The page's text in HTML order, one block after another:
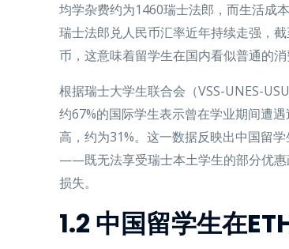
均学杂费约为1460瑞士法郎，而生活成
瑞士法郎兑人民币汇率近年持续走强，
币，这意味着留学生在国内看似普通的
根据瑞士大学生联合会（VSS-UNES-
约67%的国际学生表示曾在学业期间遭
高，约为31%。这一数据反映出中国留
——既无法享受瑞士本土学生的部分优惠
损失。
1.2 中国留学生在